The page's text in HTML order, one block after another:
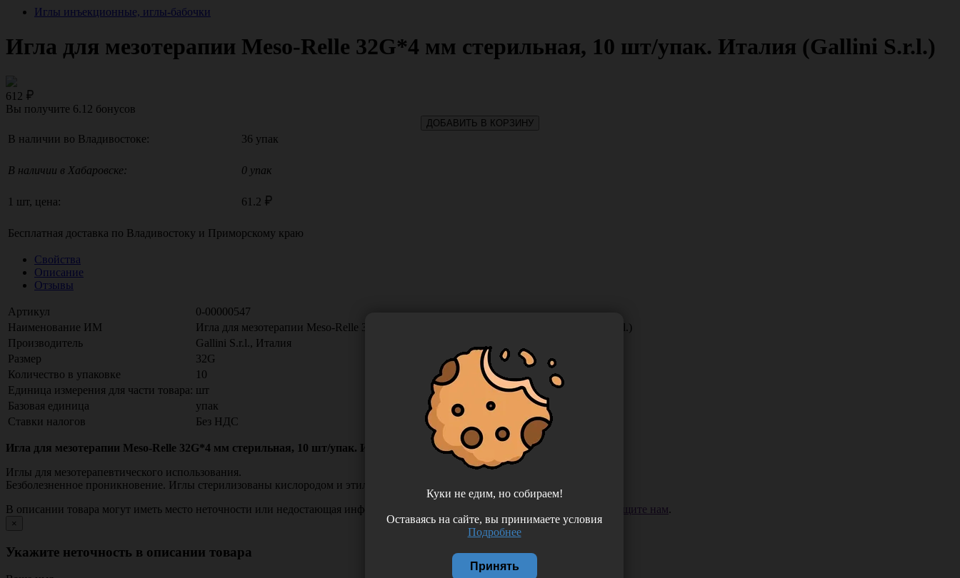
Иглы инъекционные, иглы-бабочки
Игла для мезотерапии Meso-Relle 32G*4 мм стерильная, 10 шт/упак. Италия (Gallini S.r.l.)
612
Вы получите 6.12 бонусов
ДОБАВИТЬ В КОРЗИНУ
В наличии во Владивостоке: 36 упак
В наличии в Хабаровске: 0 упак
1 шт, цена: 61.2
Бесплатная доставка по Владивостоку и Приморскому краю
Свойства
Описание
Отзывы
Артикул
0-00000547
Наименование ИМ
Игла для мезотерапии Meso-Relle 32G*4 мм стерильная, 10 шт/упак. Италия (Gallini S.r.l.)
Производитель
Gallini S.r.l., Италия
Размер
32G
Количество в упаковке
10
Единица измерения для части товара: шт
Базовая единица
упак
Ставки налогов
Без НДС
Игла для мезотерапии Meso-Relle 32G*4 мм стерильная, 10 шт/упак. Италия (Gallini S.r.l.)
Иглы для мезотерапевтического использования.
Безболезненное проникновение. Иглы стерилизованы кислородом и этиленом, с алмазной заточкой.
В описании товара могут иметь место неточности или недостающая информация. Если вы заметили такую проблему —
сообщите нам.
×
Укажите неточность в описании товара
Куки не едим, но собираем!
Оставаясь на сайте, вы принимаете условия
Подробнее
Принять